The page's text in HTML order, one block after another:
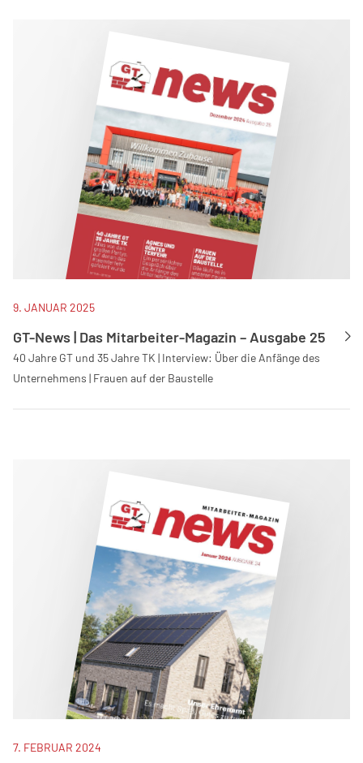
9. JANUAR 2025
GT-News | Das Mitarbeiter-Magazin – Ausgabe 25
40 Jahre GT und 35 Jahre TK | Interview: Über die Anfänge des
Unternehmens | Frauen auf der Baustelle
7. FEBRUAR 2024